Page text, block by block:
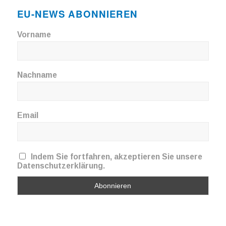
EU-NEWS ABONNIEREN
Vorname
Nachname
Email
Indem Sie fortfahren, akzeptieren Sie unsere
Datenschutzerklärung.